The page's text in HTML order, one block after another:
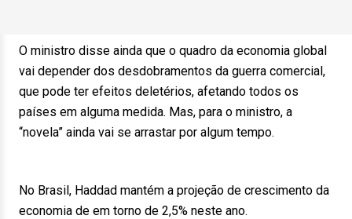
O ministro disse ainda que o quadro da economia global
vai depender dos desdobramentos da guerra comercial,
que pode ter efeitos deletérios, afetando todos os
países em alguma medida. Mas, para o ministro, a
“novela” ainda vai se arrastar por algum tempo.
No Brasil, Haddad mantém a projeção de crescimento da
economia de em torno de 2,5% neste ano.